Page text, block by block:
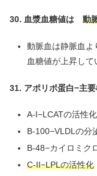
30. 血漿血糖値は 動
動脈血は静脈血
血糖値が上昇し
31. アポリポ蛋白−主
A-I−LCATの活性化
B-100−VLDLの分
B-48−カイロミク
C-II−LPLの活性化